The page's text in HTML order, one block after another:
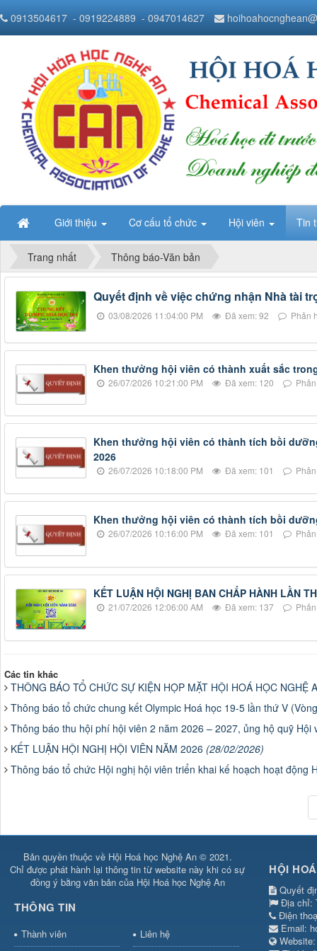
0913504617 - 0919224889 - 0947014627
Giới thiệu Cơ cấu tổ chức Hội viên Tin
Trang nhất Thông báo-Văn bản
Quyết định về việc chứng nhận Nhà tài
03/08/2026 11:04:00 PM Đã xem: 92 Phản
Khen thưởng hội viên có thành xuất sắc
26/07/2026 10:21:00 PM Đã xem: 120
Khen thưởng hội viên có thành tích bồi
2026
26/07/2026 10:18:00 PM Đã xem: 101
Khen thưởng hội viên có thành tích bồi
26/07/2026 10:16:00 PM Đã xem: 101
KẾT LUẬN HỘI NGHỊ BAN CHẤP HÀNH LẦN
21/07/2026 12:06:00 AM Đã xem: 137
Các tin khác
THÔNG BÁO TỔ CHỨC SỰ KIỆN HỌP MẶT HỘI HOÁ HỌC NGHỆ
Thông báo tổ chức chung kết Olympic Hoá học 19-5 lần thứ V
Thông báo thu hội phí hội viên 2 năm 2026 – 2027, ủng hộ quỹ
KẾT LUẬN HỘI NGHỊ HỘI VIÊN NĂM 2026 (28/02/2026)
Thông báo tổ chức Hội nghị hội viên triển khai kế hoạch hoạt động
Bản quyền thuộc về Hội Hoá học Nghệ An © 2021.
Chỉ được phát hành lại thông tin từ website này khi có sự
đồng ý bằng văn bản của Hội Hoá học Nghệ An
THÔNG TIN
Thành viên
Liên hệ
HỘI
Quyết
Địa chỉ:
Điện
Email: